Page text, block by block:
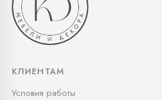
КЛИЕНТАМ
Условия работы